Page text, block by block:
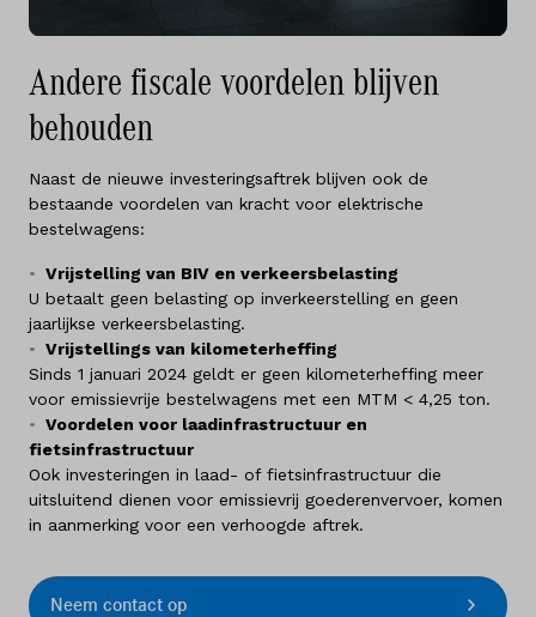
Andere fiscale voordelen blijven
behouden
Naast de nieuwe investeringsaftrek blijven ook de
bestaande voordelen van kracht voor elektrische
bestelwagens:
Vrijstelling van BIV en verkeersbelasting
U betaalt geen belasting op inverkeerstelling en geen
jaarlijkse verkeersbelasting.
Vrijstellings van kilometerheffing
Sinds 1 januari 2024 geldt er geen kilometerheffing meer
voor emissievrije bestelwagens met een MTM < 4,25 ton.
Voordelen voor laadinfrastructuur en
fietsinfrastructuur
Ook investeringen in laad- of fietsinfrastructuur die
uitsluitend dienen voor emissievrij goederenvervoer, komen
in aanmerking voor een verhoogde aftrek.
Neem contact op